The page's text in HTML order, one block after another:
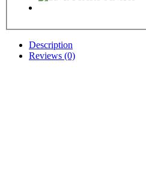
Description
Reviews (0)